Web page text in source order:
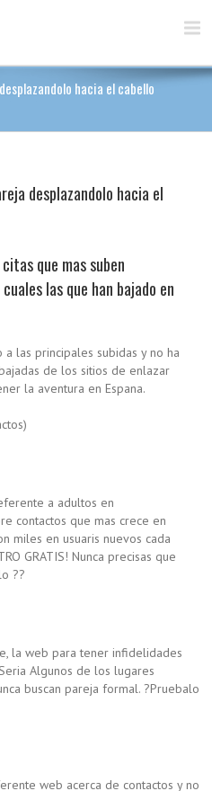
hacia el cabello
desplazandolo hacia el
que mas suben
las que han bajado en
a las principales subidas y no ha
de los sitios de enlazar
la aventura en Espana.
a adultos en
contactos que mas crece en
miles en usuaris nuevos cada
GRATIS! Nunca precisas que
??
la web para tener infidelidades
Algunos de los lugares
buscan pareja formal. ?Pruebalo
web acerca de contactos y no